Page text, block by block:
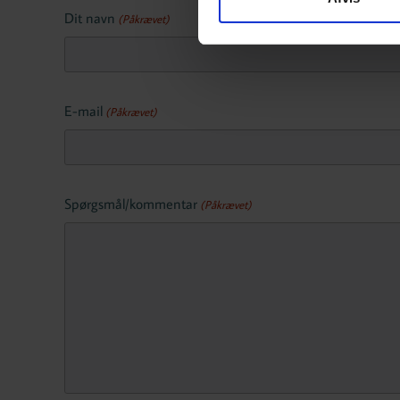
Dit navn (Påkrævet)
E-mail (Påkrævet)
Spørgsmål/kommentar (Påkrævet)